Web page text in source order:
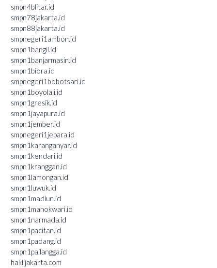
smpn4blitar.id
smpn78jakarta.id
smpn88jakarta.id
smpnegeri1ambon.id
smpn1bangil.id
smpn1banjarmasin.id
smpn1biora.id
smpnegeri1bobotsari.id
smpn1boyolali.id
smpn1gresik.id
smpn1jayapura.id
smpn1jember.id
smpnegeri1jepara.id
smpn1karanganyar.id
smpn1kendari.id
smpn1kranggan.id
smpn1lamongan.id
smpn1luwuk.id
smpn1madiun.id
smpn1manokwari.id
smpn1narmada.id
smpn1pacitan.id
smpn1padang.id
smpn1pailangga.id
haklijakarta.com